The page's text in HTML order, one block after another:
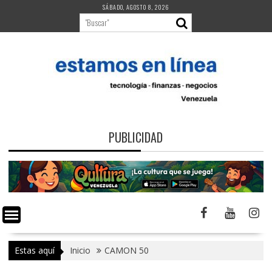
contenido
SÁBADO, AGOSTO 8, 2026
PUBLICIDAD
Estas aquí Inicio CAMON 50